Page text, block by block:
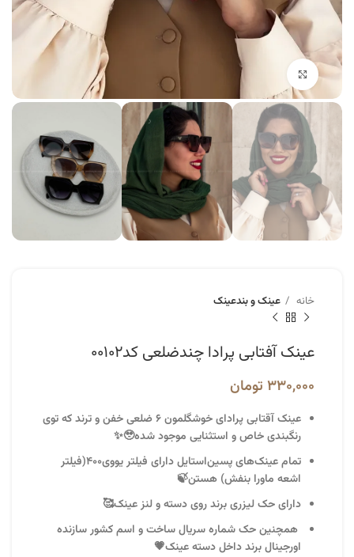
برای بزرگنمایی کلیک کنید
خانه عینک و بندعینک
عینک آفتابی پرادا چندضلعی کد۰۰۱۰۲
۳۳۰,۰۰۰ تومان
عینک آقتابی پرادایخوشگلمون
۶ ضلعی خفن و ترند که توی
رنگبندی خاص و استثنایی موجود شده🥹✨
تمام عینک‌های پسین‌استایل دارای فیلتر یووی۴۰۰(فیلتر
اشعه ماورا بنفش) هستن🍃
دارای حک لیزری برند روی دسته و لنز عینک🥰
همچنین حک شماره سریال ساخت و اسم کشور سازنده
اورجینال برند داخل دسته عینک💗